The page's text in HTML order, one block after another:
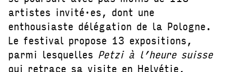
artistes invité·es, dont une
enthousiaste délégation de la Pologne.
Le festival propose 13 expositions,
parmi lesquelles Petzi à l’heure suisse
qui retrace sa visite en Helvétie,